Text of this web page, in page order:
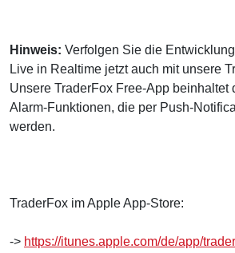
Hinweis: Verfolgen Sie die
Live in Realtime jetzt auch mit unsere
Unsere TraderFox Free-App beinhaltet
Alarm-Funktionen, die per Push-
werden.
TraderFox im Apple App-Store:
-> https://itunes.apple.com/de/app/